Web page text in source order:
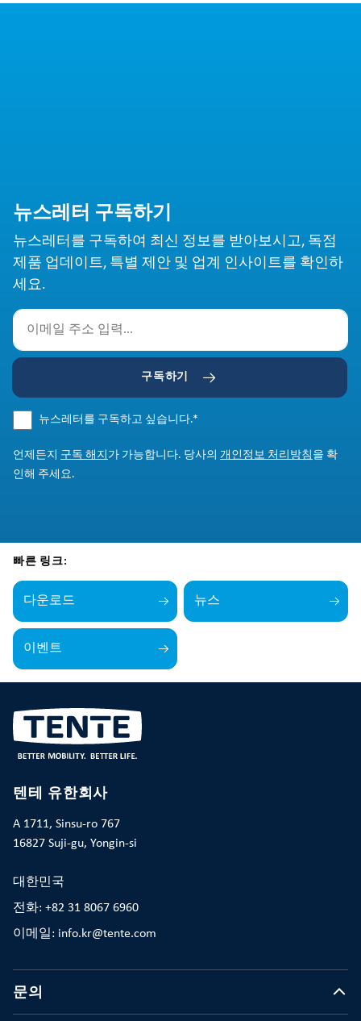
뉴스레터 구독하기
뉴스레터를 구독하여 최신 정보를 받아보시고, 독점
제품 업데이트, 특별 제안 및 업계 인사이트를 확인하
세요.
구독하기
뉴스레터를 구독하고 싶습니다.*
언제든지 구독 해지 가 가능합니다. 당사의 개인정보 처리방침 을 확
인해 주세요.
빠른 링크:
다운로드 뉴스
이벤트
텐테 유한회사
A 1711, Sinsu-ro 767
16827 Suji-gu, Yongin-si
대한민국
전화: +82 31 8067 6960
이메일: info.kr@tente.com
문의